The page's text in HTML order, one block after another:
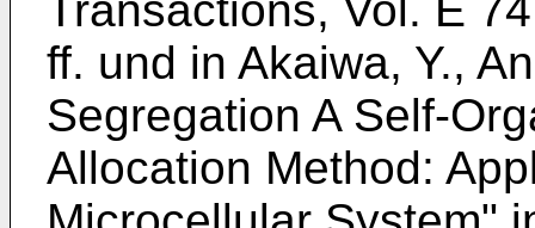
ff. und in Akaiwa, Y.,
Segregation A Self-
Allocation Method: